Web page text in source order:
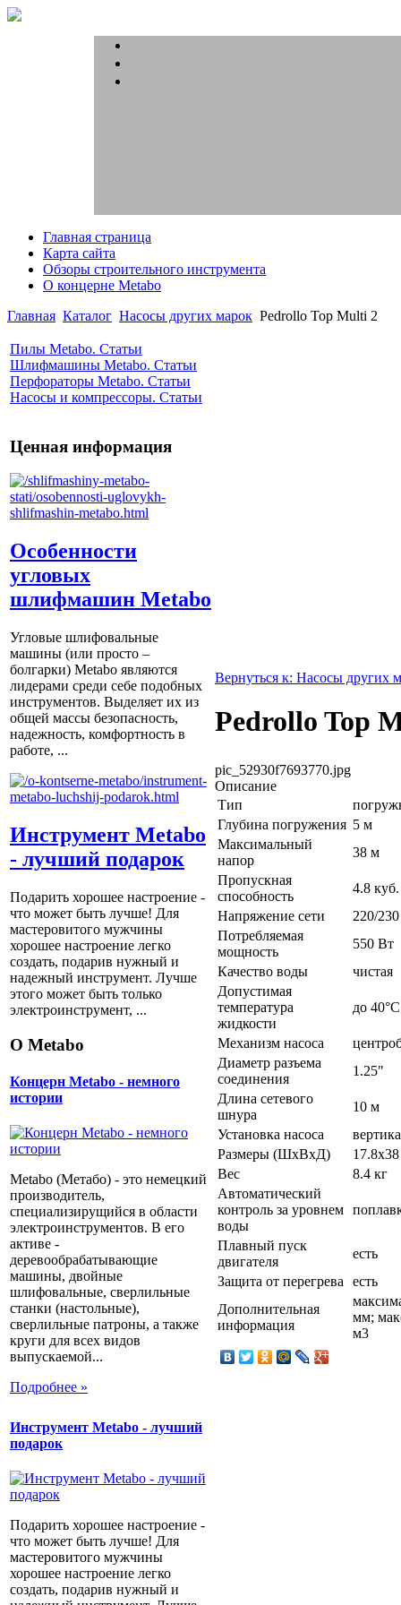
Главная страница
Карта сайта
Обзоры строительного инструмента
О концерне Metabo
Главная Каталог Насосы других марок Pedrollo Top Multi 2
Пилы Metabo. Статьи
Шлифмашины Metabo. Статьи
Перфораторы Metabo. Статьи
Насосы и компрессоры. Статьи
Ценная информация
Особенности
угловых
шлифмашин Metabo
Угловые шлифовальные
машины (или просто –
болгарки) Мetabo являются
лидерами среди себе подобных
инструментов. Выделяет их из
общей массы безопасность,
надежность, комфортность в
работе, ...
Инструмент Metabo
- лучший подарок
Подарить хорошее настроение -
что может быть лучше! Для
мастеровитого мужчины
хорошее настроение легко
создать, подарив нужный и
надежный инструмент. Лучше
этого может быть только
электроинструмент, ...
О Metabo
Концерн Metabo - немного
истории
Metabo (Метабо) - это немецкий
производитель,
специализирущийся в области
электроинструментов. В его
активе -
деревообрабатывающие
машины, двойные
шлифовальные, сверлильные
станки (настольные),
сверлильные патроны, а также
круги для всех видов
выпускаемой...
Подробнее »
Инструмент Metabo - лучший
подарок
Подарить хорошее настроение -
что может быть лучше! Для
мастеровитого мужчины
хорошее настроение легко
создать, подарив нужный и
Вернуться к: Насосы других
Pedrollo Top
pic_52930f7693770.jpg
Описание
Тип
Глубина погружения 5 м
Максимальный
напор
38 м
Пропускная
способность
4.8
Напряжение сети
220/
Потребляемая
мощность
550 Вт
Качество воды
чистая
Допустимая
температура
жидкости
до 40°C
Механизм насоса
Диаметр разъема
соединения
1.25"
Длина сетевого
шнура
10 м
Установка насоса
Размеры (ШхВхД)
Вес
8.4 кг
Автоматический
контроль за уровнем
воды
Плавный пуск
двигателя
есть
Защита от перегрева
есть
Дополнительная
информация
мм;
м3